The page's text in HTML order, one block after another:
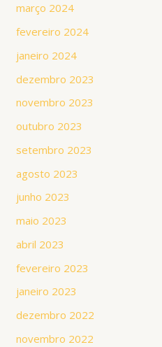
março 2024
fevereiro 2024
janeiro 2024
dezembro 2023
novembro 2023
outubro 2023
setembro 2023
agosto 2023
junho 2023
maio 2023
abril 2023
fevereiro 2023
janeiro 2023
dezembro 2022
novembro 2022